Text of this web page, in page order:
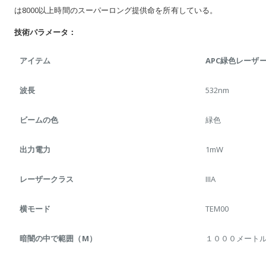
は8000以上時間のスーパーロング提供命を所有している。
技術パラメータ：
アイテム APC緑色レーザ
波長 532nm
ビームの色 緑色
出力電力 1mW
レーザークラス IIIA
横モード TEM00
暗闇の中で範囲（M） １０００メート